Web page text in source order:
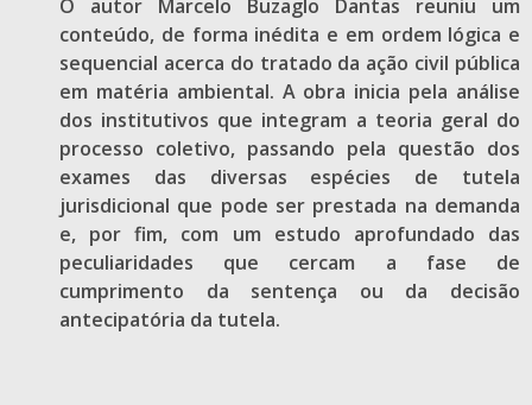
O autor Marcelo Buzaglo Dantas reuniu um
conteúdo, de forma inédita e em ordem lógica e
sequencial acerca do tratado da ação civil pública
em matéria ambiental. A obra inicia pela análise
dos institutivos que integram a teoria geral do
processo coletivo, passando pela questão dos
exames das diversas espécies de tutela
jurisdicional que pode ser prestada na demanda
e, por fim, com um estudo aprofundado das
peculiaridades que cercam a fase de
cumprimento da sentença ou da decisão
antecipatória da tutela.